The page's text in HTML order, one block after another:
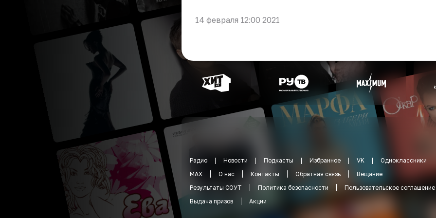
14 февраля 12:00 2021
Радио Новости Подкасты Избранное VK
Одноклассники
MAX
О нас Контакты Обратная связь
Вещание
Результаты СОУТ
Политика безопасности
Пользовательское соглашение
Выдача призов
Акции